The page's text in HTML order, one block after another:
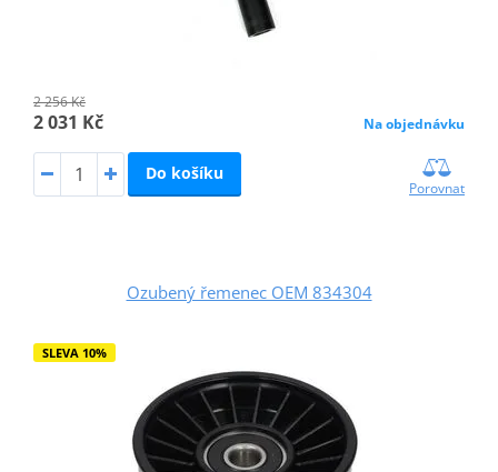
2 256 Kč
2 031 Kč Na objednávku
Do košíku
Porovnat
Ozubený řemenec OEM 834304
SLEVA 10%